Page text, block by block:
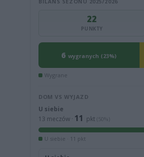
22
PUNKTY
6 wygranych (23%)
Wygrane
DOM VS WYJAZD
U siebie
13 meczów · 11 pkt (50%)
U siebie · 11 pkt